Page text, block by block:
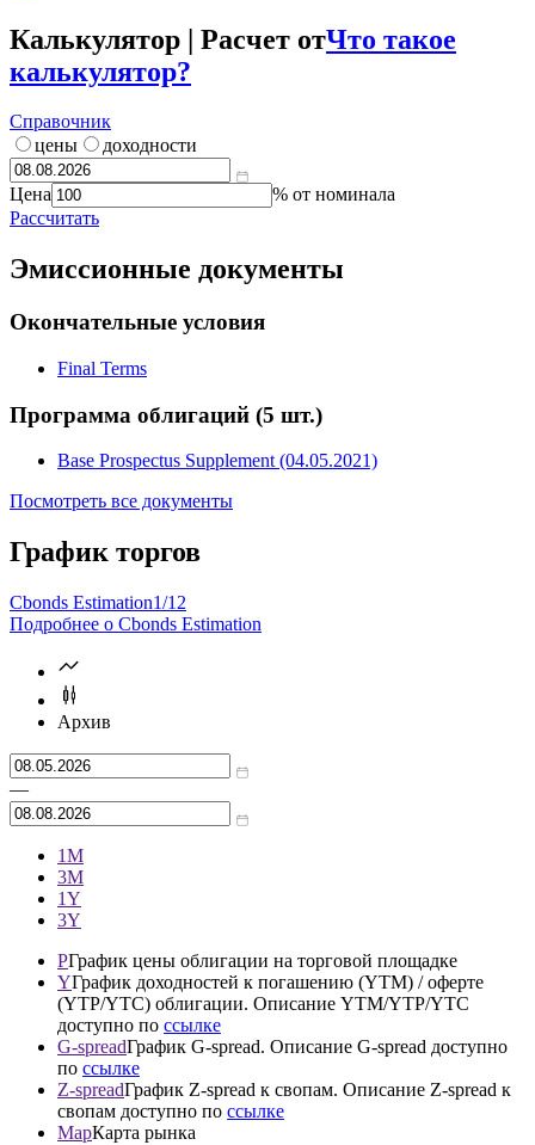
Калькулятор | Расчет отЧто такое
калькулятор?
Справочник
цены
доходности
Цена
% от номинала
Рассчитать
Эмиссионные документы
Окончательные условия
Final Terms
Программа облигаций (5 шт.)
Base Prospectus Supplement (04.05.2021)
Посмотреть все документы
График торгов
Cbonds Estimation1/12
Подробнее о Cbonds Estimation
Архив
—
1М
3М
1Y
3Y
PГрафик цены облигации на торговой площадке
YГрафик доходностей к погашению (YTM) / оферте
(YTP/YTC) облигации. Описание YTM/YTP/YTC
доступно по ссылке
G-spreadГрафик G-spread. Описание G-spread доступно
по ссылке
Z-spreadГрафик Z-spread к свопам. Описание Z-spread к
свопам доступно по ссылке
MapКарта рынка